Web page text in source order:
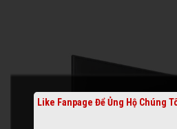
Like Fanpage Để Ủng Hộ Chúng